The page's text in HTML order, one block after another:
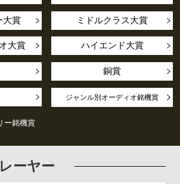
大賞 ミドルクラス大賞
大賞 ハイエンド大賞
銅賞
ジャンル別オーディオ銘機賞
ー銘機賞
ーヤー